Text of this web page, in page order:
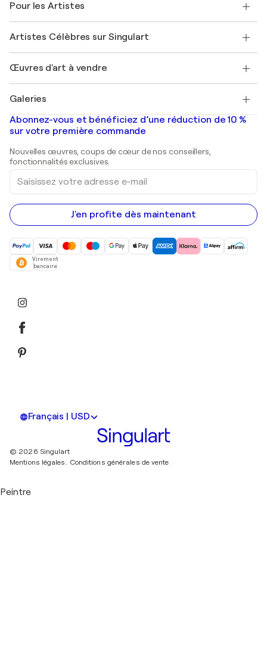
Offrir une carte cadeau
Rejoignez notre programme commercial
Mon compte
+33 1 76 44 06 42
FAQ
Magazine Singulart
Emplois
Découvrez une sélection d'art original
Pour les Artistes
Se connecter en tant qu'Artiste
Artistes Célèbres sur Singulart
Marc Chagall
Banksy
Mr. Brainwash
Shepard Fairey
Œuvres d'art à vendre
Tableaux abstraits à vendre
Peintures de paysage
Estampes
Peintures acryliques
Galeries
Galeries d'art en France
Galeries d'art en Belgique
Abonnez-vous et bénéficiez d’une réduction de 10 %
sur votre première commande
Nouvelles œuvres, coups de cœur de nos conseillers,
fonctionnalités exclusives.
Saisissez
votre
adresse
e-
mail
J'en profite dès maintenant
Virement
bancaire
Français | USD
© 2026 Singulart
Mentions légales. Conditions générales de vente
Peintre